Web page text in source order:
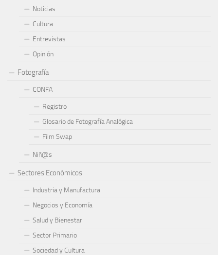
Noticias
Cultura
Entrevistas
Opinión
Fotografía
CONFA
Registro
Glosario de Fotografía Analógica
Film Swap
Niñ@s
Sectores Económicos
Industria y Manufactura
Negocios y Economía
Salud y Bienestar
Sector Primario
Sociedad y Cultura